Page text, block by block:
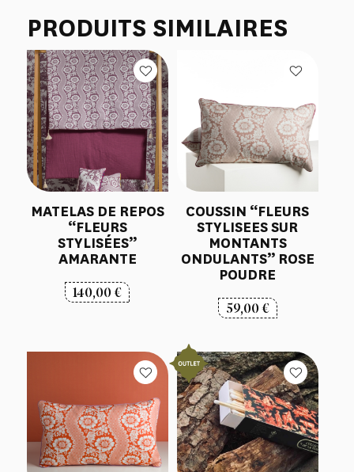
PRODUITS SIMILAIRES
MATELAS DE REPOS
“FLEURS
STYLISÉES”
AMARANTE
140,00€
COUSSIN “FLEURS
STYLISEES SUR
MONTANTS
ONDULANTS” ROSE
POUDRE
59,00€